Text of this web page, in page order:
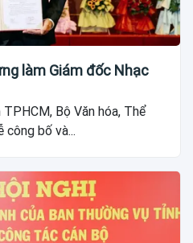
làm Giám đốc Nhạc
Bộ Văn hóa, Thể
bố và...